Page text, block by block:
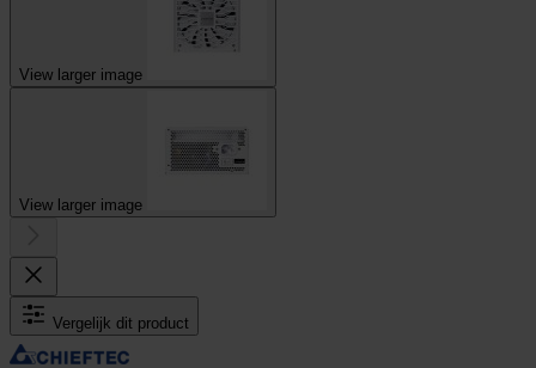
View larger image
View larger image
Vergelijk dit product